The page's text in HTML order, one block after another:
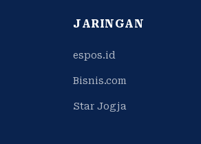
JARINGAN
espos.id
Bisnis.com
Star Jogja